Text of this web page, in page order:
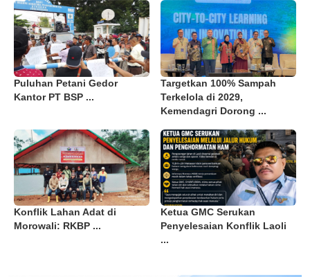
Puluhan Petani Gedor
Kantor PT BSP ...
Targetkan 100% Sampah
Terkelola di 2029,
Kemendagri Dorong ...
Konflik Lahan Adat di
Morowali: RKBP ...
Ketua GMC Serukan
Penyelesaian Konflik Laoli
...